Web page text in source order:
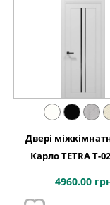
Двері
Карло TETRA Т-
4960.00